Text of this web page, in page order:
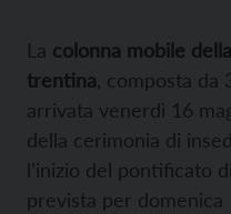
La colonna mobile
trentina , composta
arrivata venerdì 16
della cerimonia di
l’inizio del pontificato di
prevista per domenica